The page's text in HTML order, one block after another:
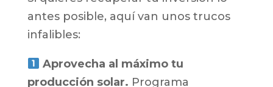
antes posible, aquí van unos trucos
infalibles:
Aprovecha al máximo tu
producción solar. Programa